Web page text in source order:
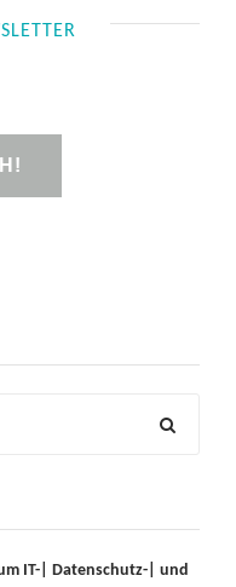
IT-| Datenschutz-| und